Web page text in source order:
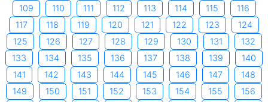
109
110 111 112 113 114 115
116
117
118 119 120 121 122 123
124
125
126 127 128 129 130 131
132
133
134 135 136 137 138 139
140
141
142 143 144 145 146 147
148
149
150 151 152 153 154 155
156